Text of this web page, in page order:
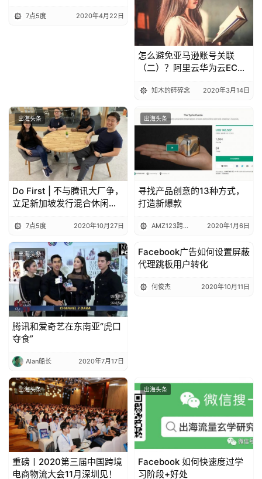
7点5度 2020年4月22日
怎么避免亚马逊账号关联
（二）？阿里云华为云ECS
知木的碎碎念 2020年3月14日
出海头条
Do First | 不与腾讯大厂争，
立足新加坡发行混合休闲游
7点5度 2020年10月27日
出海头条
寻找产品创意的13种方式，
打造新爆款
AMZ123跨境电商 2020年1月6日
出海头条
腾讯和爱奇艺在东南亚“虎口
夺食”
Alan船长 2020年7月17日
出海头条
Facebook广告如何设置屏蔽
代理跳板用户转化
何俊杰 2020年10月11日
出海头条
重磅丨2020第三届中国跨境
电商物流大会11月深圳见！
出海头条
Facebook 如何快速度过学
习阶段+好处